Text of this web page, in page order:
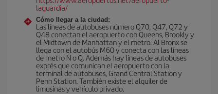
laguardia/
Cómo llegar a la ciudad:
Las líneas de autobuses número Q70, Q47, Q72 y
Q48 conectan el aeropuerto con Queens, Brookly y
el Midtown de Manhattan y el metro. Al Bronx se
llega con el autobús M60 y conecta con las líneas
de metro N o Q. Además hay líneas de autobuses
exprés que comunican el aeropuerto con la
terminal de autobuses, Grand Central Station y
Penn Station. También existe el alquiler de
limusinas y vehículo privado.